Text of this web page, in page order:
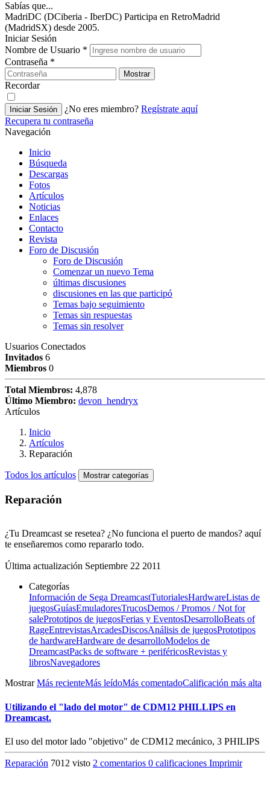
Sabías que...
MadriDC (DCiberia - IberDC) Participa en RetroMadrid
(MadridSX) desde 2005.
Iniciar Sesión
Nombre de Usuario *
Contraseña *
Mostrar
Recordar
Iniciar Sesión ¿No eres miembro? Regístrate aquí
Recupera tu contraseña
Navegación
Inicio
Búsqueda
Descargas
Fotos
Artículos
Noticias
Enlaces
Contacto
Revista
Foro de Discusión
Foro de Discusión
Comenzar un nuevo Tema
últimas discusiones
discusiones en las que participó
Temas bajo seguimiento
Temas sin respuestas
Temas sin resolver
Usuarios Conectados
Invitados 6
Miembros 0
Total Miembros: 4,878
Último Miembro: devon_hendryx
Artículos
Inicio
Artículos
Reparación
Todos los artículos Mostrar categorías
Reparación
¿Tu Dreamcast se resetea? ¿No funciona el puerto de mandos? aquí
te enseñaremos como repararlo todo.
Última actualización Septiembre 22 2011
Categorías
Información de Sega DreamcastTutorialesHardwareListas de
juegosGuíasEmuladoresTrucosDemos / Promos / Not for
salePrototipos de juegosFerias y EventosDesarrolloBeats of
RageEntrevistasArcadesDiscosAnálisis de juegosPrototipos
de hardwareHardware de desarrolloModelos de
DreamcastPacks de software + periféricosRevistas y
librosNavegadores
Mostrar Más recienteMás leídoMás comentadoCalificación más alta
Utilizando el "lado del motor" de CDM12 PHILLIPS en
Dreamcast.
El uso del motor lado "objetivo" de CDM12 mecánico, 3 PHILIPS
Reparación 7012 visto 2 comentarios 0 calificaciones Imprimir